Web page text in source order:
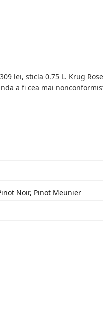
lei, sticla 0.75 L. Krug
a fi cea mai
Noir, Pinot Meunier